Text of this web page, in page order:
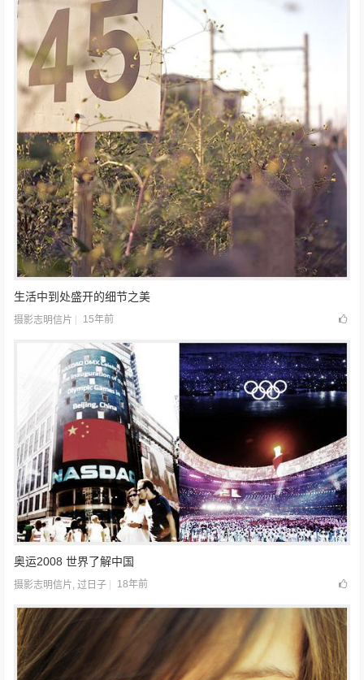
生活中到处盛开的细节之美
摄影志明信片 15年前
奥运2008 世界了解中国
摄影志明信片 ,过日子 18年前